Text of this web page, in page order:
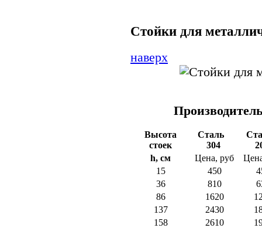
Стойки для
наверх
Высота
стоек
Сталь
304
h, см Цена, руб
15
450
36
810
86
1620
137
2430
158
2610